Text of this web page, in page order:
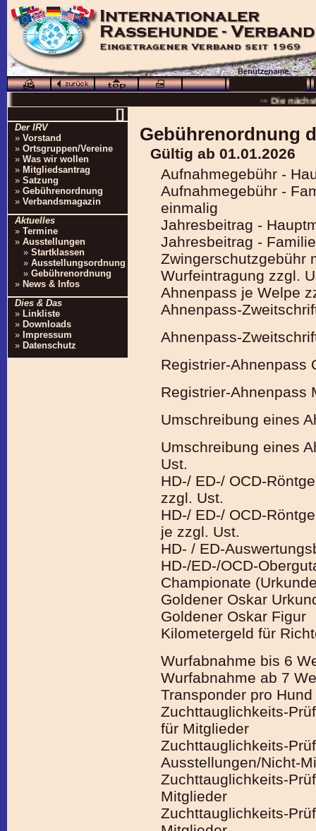
[]
Der IRV
» Vorstand
» Ortsgruppen/Vereine
» Was wir wollen
» Mitgliedsantrag
» Satzung
» Gebührenordnung
» Verbandsmagazin
Aktuelles
» Termine
» Ausstellungen
» Startklassen
» Ausstellungsordnung
» Gebührenordnung
» News & Infos
Dies & Das
» Linkliste
» Downloads
» Impressum
» Datenschutz
Gebührenordnung
Gültig ab 01.01.2026
Aufnahmegebühr -
Aufnahmegebühr -
einmalig
Jahresbeitrag -
Jahresbeitrag -
Zwingerschutzgebühr
Wurfeintragung zzgl.
Ahnenpass je Welpe
Ahnenpass-
Ahnenpass-
Registrier-Ahnenpass
Registrier-Ahnenpass
Umschreibung eines
Umschreibung eines
Ust.
HD-/ ED-/ OCD-
zzgl. Ust.
HD-/ ED-/ OCD-
je zzgl. Ust.
HD- / ED-
HD-/ED-/OCD-
Championate
Goldener Oskar
Goldener Oskar Figur
Kilometergeld für
Wurfabnahme bis 6
Wurfabnahme ab 7
Transponder pro
Zuchttauglichkeits-
für Mitglieder
Zuchttauglichkeits-
Ausstellungen/Nicht-
Zuchttauglichkeits-
Mitglieder
Zuchttauglichkeits-
···
··· Die
···
··· Besuchen Sie